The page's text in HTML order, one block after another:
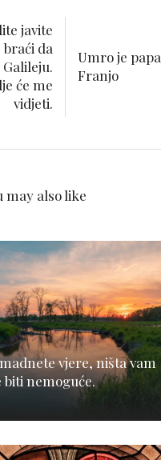
javite
da
će me
vidjeti.
Umro je papa
Franjo
may also like
vjere, ništa vam
biti nemoguće.